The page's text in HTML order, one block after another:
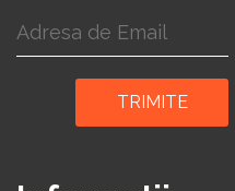
TRIMITE